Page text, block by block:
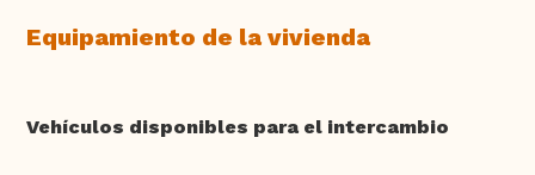
Equipamiento de la vivienda
Vehículos disponibles para el intercambio